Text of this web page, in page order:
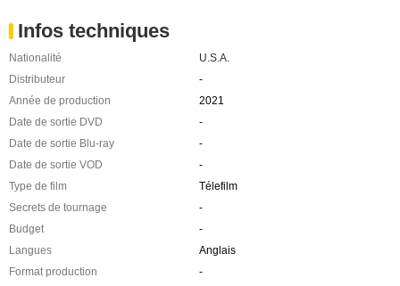
Infos techniques
Nationalité
U.S.A.
Distributeur
-
Année de production
2021
Date de sortie DVD
-
Date de sortie Blu-ray
-
Date de sortie VOD
-
Type de film
Télefilm
Secrets de tournage
-
Budget
-
Langues
Anglais
Format production
-